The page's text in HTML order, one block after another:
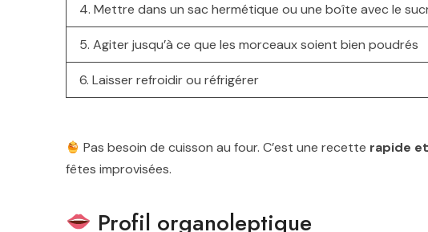
4. Mettre dans un sac hermétique ou une boîte avec le
5. Agiter jusqu’à ce que les morceaux soient bien poudrés
6. Laisser refroidir ou réfrigérer
Pas besoin de cuisson au four. C’est une recette rapide
fêtes improvisées.
Profil organoleptique